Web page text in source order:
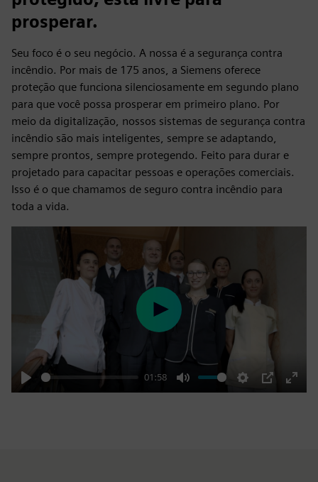
prosperar.
Seu foco é o seu negócio. A nossa é a segurança contra
incêndio. Por mais de 175 anos, a Siemens oferece
proteção que funciona silenciosamente em segundo plano
para que você possa prosperar em primeiro plano. Por
meio da digitalização, nossos sistemas de segurança contra
incêndio são mais inteligentes, sempre se adaptando,
sempre prontos, sempre protegendo. Feito para durar e
projetado para capacitar pessoas e operações comerciais.
Isso é o que chamamos de seguro contra incêndio para
toda a vida.
Play
01:58
Mute Settings
PIP
Enter
Play